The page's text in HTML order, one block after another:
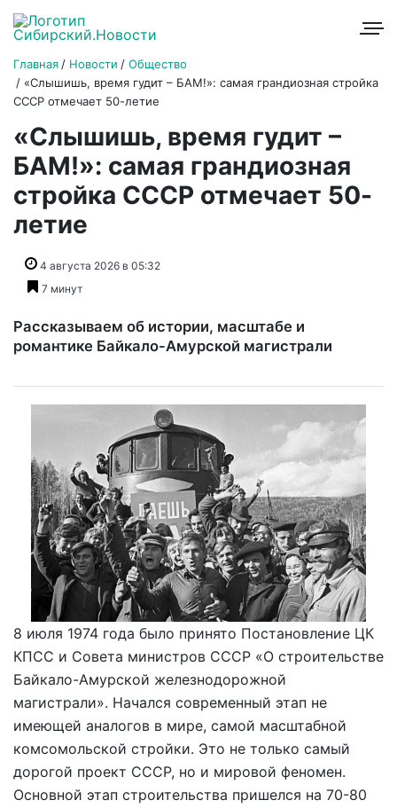
Главная Новости
Общество
«Слышишь, время гудит – БАМ!»: самая грандиозная стройка
СССР отмечает 50-летие
«Слышишь, время гудит –
БАМ!»: самая грандиозная
стройка СССР отмечает 50-
летие
4 августа 2026 в 05:32
7 минут
Рассказываем об истории, масштабе и
романтике Байкало-Амурской магистрали
8 июля 1974 года было принято Постановление ЦК
КПСС и Совета министров СССР «О строительстве
Байкало-Амурской железнодорожной
магистрали». Начался современный этап не
имеющей аналогов в мире, самой масштабной
комсомольской стройки. Это не только самый
дорогой проект СССР, но и мировой феномен.
Основной этап строительства пришелся на 70-80